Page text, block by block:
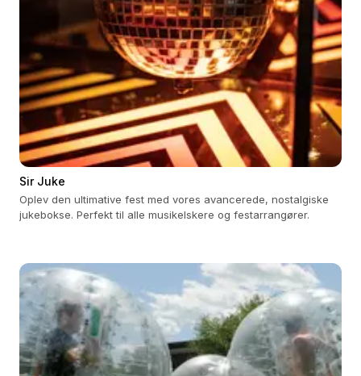
Sir Juke
Oplev den ultimative fest med vores avancerede, nostalgiske
jukebokse. Perfekt til alle musikelskere og festarrangører.